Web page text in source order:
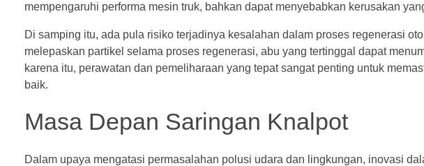
mempengaruhi performa mesin truk, bahkan dapat menyebabkan kerusakan
Di samping itu, ada pula risiko terjadinya kesalahan dalam proses regenerasi
melepaskan partikel selama proses regenerasi, abu yang tertinggal dapat
karena itu, perawatan dan pemeliharaan yang tepat sangat penting untuk
baik.
Masa Depan Saringan Knalpot
Dalam upaya mengatasi permasalahan polusi udara dan lingkungan, inovasi